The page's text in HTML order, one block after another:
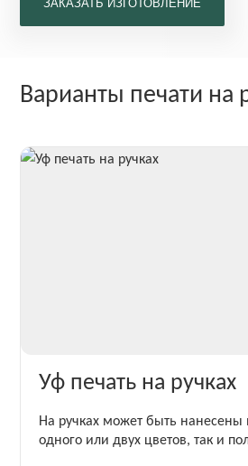
Варианты печати на
Уф печать на ручках
На ручках может быть нанесены
одного или двух цветов, так и